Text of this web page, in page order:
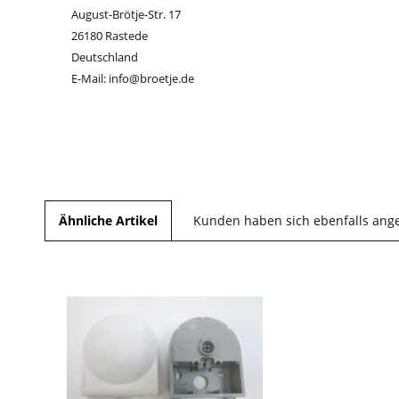
August-Brötje-Str. 17
26180 Rastede
Deutschland
E-Mail: info@broetje.de
Ähnliche Artikel Kunden haben sich ebenfalls